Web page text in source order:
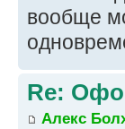
вообще
Re:
Алекс